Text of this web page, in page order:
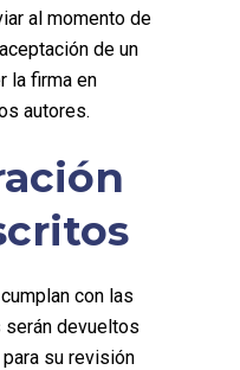
al momento de
de un
la firma en
autores.
con las
devueltos
su revisión